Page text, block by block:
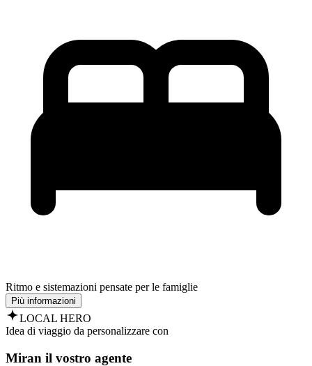
Ritmo e sistemazioni pensate per le famiglie
Più informazioni
LOCAL HERO
Idea di viaggio da personalizzare con
Miran il vostro agente